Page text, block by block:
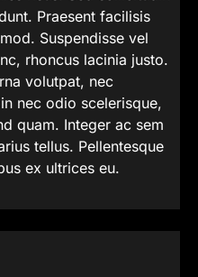
Praesent facilisis
Suspendisse vel
rhoncus lacinia justo.
volutpat, nec
nec odio scelerisque,
quam. Integer ac sem
tellus. Pellentesque
ex ultrices eu.